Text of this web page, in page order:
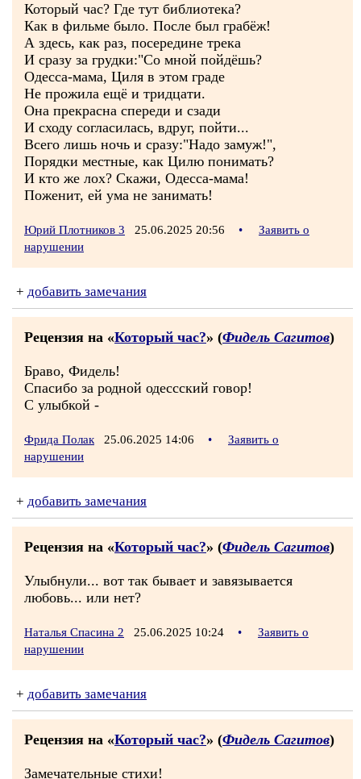
Который час? Где тут библиотека?
Как в фильме было. После был грабёж!
А здесь, как раз, посередине трека
И сразу за грудки:"Со мной пойдёшь?
Одесса-мама, Циля в этом граде
Не прожила ещё и тридцати.
Она прекрасна спереди и сзади
И сходу согласилась, вдруг, пойти...
Всего лишь ночь и сразу:"Надо замуж!",
Порядки местные, как Цилю понимать?
И кто же лох? Скажи, Одесса-мама!
Поженит, ей ума не занимать!
Юрий Плотников 3 25.06.2025 20:56 •
Заявить о
нарушении
+ добавить замечания
Рецензия на «Который час?» (Фидель Сагитов)
Браво, Фидель!
Спасибо за родной одессский говор!
С улыбкой -
Фрида Полак 25.06.2025 14:06 •
Заявить о
нарушении
+ добавить замечания
Рецензия на «Который час?» (Фидель Сагитов)
Улыбнули... вот так бывает и завязывается
любовь... или нет?
Наталья Спасина 2 25.06.2025 10:24 •
Заявить о
нарушении
+ добавить замечания
Рецензия на «Который час?» (Фидель Сагитов)
Замечательные стихи!